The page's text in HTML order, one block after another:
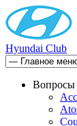
Hyundai Club
Вопросы